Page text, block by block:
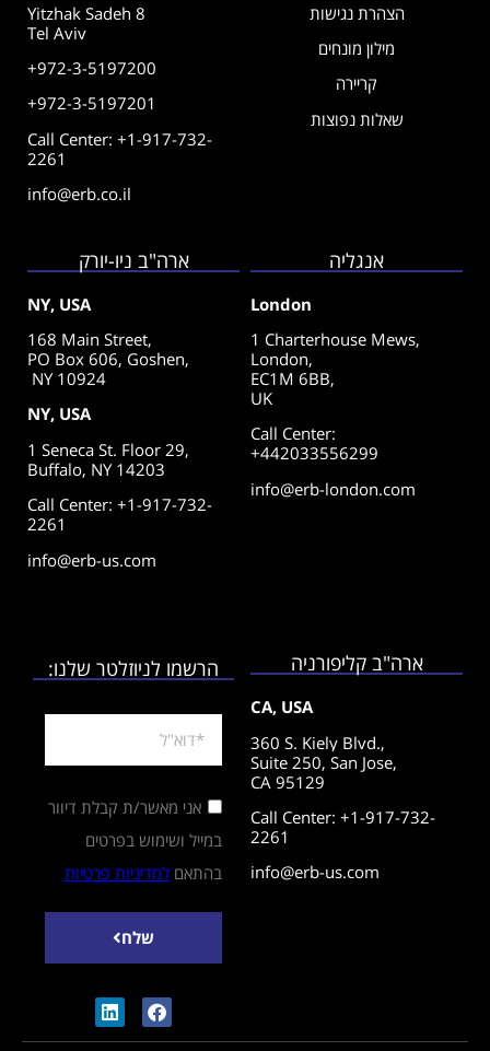
הצהרת נגישות
מילון מונחים
קריירה
שאלות נפוצות
Yitzhak Sadeh 8
Tel Aviv
+972-3-5197200
+972-3-5197201
Call Center: +1-917-732-
2261
info@erb.co.il
אנגליה
London
1 Charterhouse Mews,
London,
EC1M 6BB,
UK
Call Center:
+442033556299
info@erb-london.com
ארה"ב ניו-יורק
NY, USA
168 Main Street,
PO Box 606, Goshen,
NY 10924
NY, USA
1 Seneca St. Floor 29,
Buffalo, NY 14203
Call Center: +1-917-732-
2261
info@erb-us.com
ארה"ב קליפורניה
CA, USA
360 S. Kiely Blvd.,
Suite 250, San Jose,
CA 95129
Call Center: +1-917-732-
2261
info@erb-us.com
הרשמו לניוזלטר שלנו:
אני מאשר/ת קבלת דיוור
במייל ושימוש בפרטים
בהתאם למדיניות פרטיות
שלח